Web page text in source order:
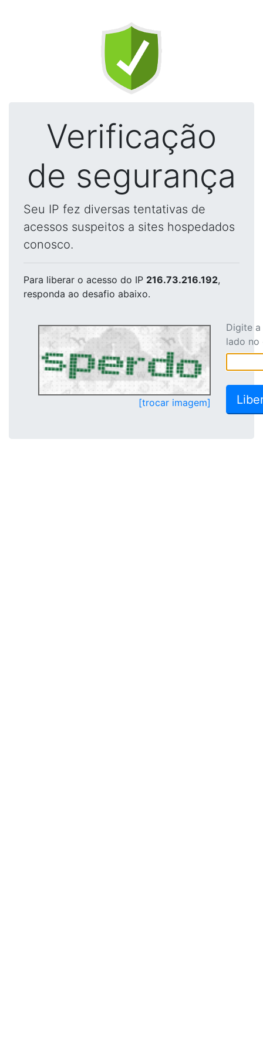
Verificação
de segurança
Seu IP fez diversas tentativas de
acessos suspeitos a sites hospedados
conosco.
Para liberar o acesso do IP 216.73.216.192,
responda ao desafio abaixo.
[trocar imagem]
Digite
lado no